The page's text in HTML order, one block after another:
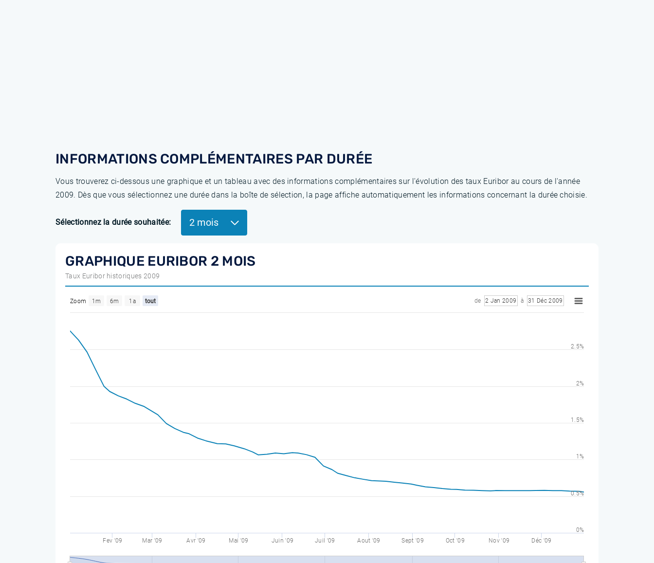
INFORMATIONS COMPLÉMENTAIRES PAR DURÉE
Vous trouverez ci-dessous une graphique et un tableau avec des informations complémentaires sur l'évolution des taux Euribor au cours de l'année
2009. Dès que vous sélectionnez une durée dans la boîte de sélection, la page affiche automatiquement les informations concernant la durée choisie.
Sélectionnez la durée souhaitée: 2 mois
GRAPHIQUE EURIBOR 2 MOIS
Taux Euribor historiques 2009
Zoom 1m 6m 1a tout de 2 Jan 2009 à 31 Déc 2009
Fev '09 Mar '09 Avr '09 Mai '09 Juin '09 Juil '09 Aout '09 Sept '09 Oct '09 Nov '09 Déc '09
0.5%
1%
1.5%
2%
2.5%
0%